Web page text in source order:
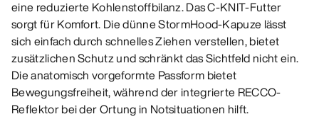
eine reduzierte Kohlenstoffbilanz. Das C-KNIT-Futter
sorgt für Komfort. Die dünne StormHood-Kapuze lässt
sich einfach durch schnelles Ziehen verstellen, bietet
zusätzlichen Schutz und schränkt das Sichtfeld nicht ein.
Die anatomisch vorgeformte Passform bietet
Bewegungsfreiheit, während der integrierte RECCO-
Reflektor bei der Ortung in Notsituationen hilft.